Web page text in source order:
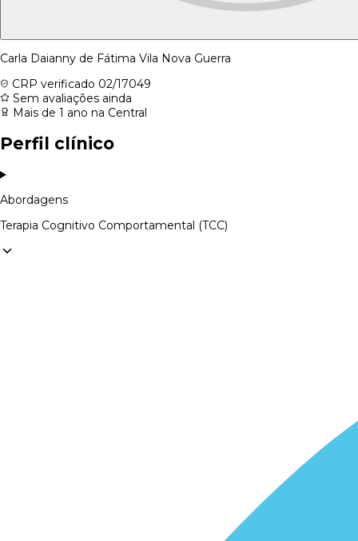
Carla Daianny de Fátima Vila Nova Guerra
CRP verificado 02/17049
Sem avaliações ainda
Mais de 1 ano na Central
Perfil clínico
Abordagens
Terapia Cognitivo Comportamental (TCC)